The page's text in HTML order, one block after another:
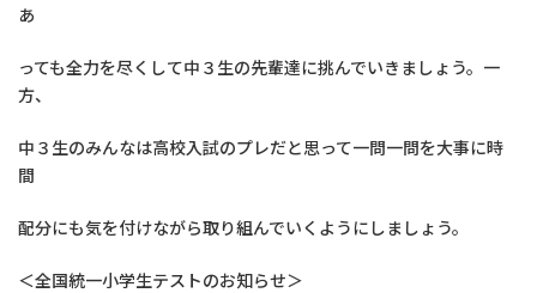
あ
っても全力を尽くして中３生の先輩達に挑んでいきましょう。一
方、
中３生のみんなは高校入試のプレだと思って一問一問を大事に時
間
配分にも気を付けながら取り組んでいくようにしましょう。
＜全国統一小学生テストのお知らせ＞